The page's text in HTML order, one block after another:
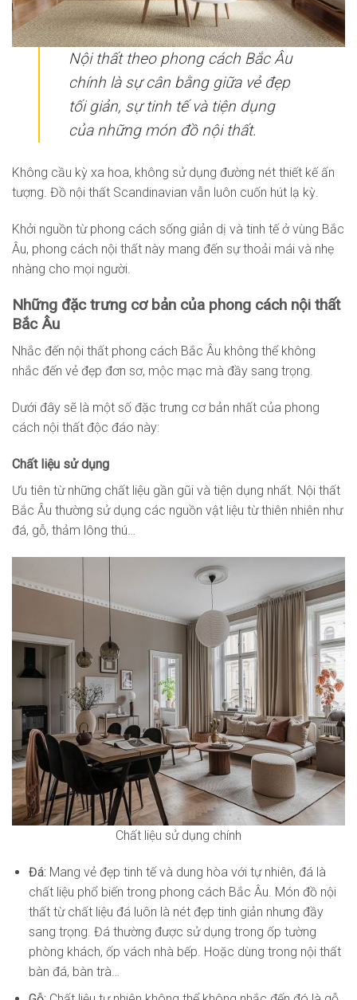
Nội thất theo phong cách Bắc Âu
chính là sự cân bằng giữa vẻ đẹp
tối giản, sự tinh tế và tiện dụng
của những món đồ nội thất.
Không cầu kỳ xa hoa, không sử dụng đường nét thiết kế ấn
tượng. Đồ nội thất Scandinavian vẫn luôn cuốn hút lạ kỳ.
Khởi nguồn từ phong cách sống giản dị và tinh tế ở vùng Bắc
Âu, phong cách nội thất này mang đến sự thoải mái và nhẹ
nhàng cho mọi người.
Những đặc trưng cơ bản của phong cách nội thất
Bắc Âu
Nhắc đến nội thất phong cách Bắc Âu không thể không
nhắc đến vẻ đẹp đơn sơ, mộc mạc mà đầy sang trọng.
Dưới đây sẽ là một số đặc trưng cơ bản nhất của phong
cách nội thất độc đáo này:
Chất liệu sử dụng
Ưu tiên từ những chất liệu gần gũi và tiện dụng nhất. Nội thất
Bắc Âu thường sử dụng các nguồn vật liệu từ thiên nhiên như
đá, gỗ, thảm lông thú…
Chất liệu sử dụng chính
Đá: Mang vẻ đẹp tinh tế và dung hòa với tự nhiên, đá là
chất liệu phổ biến trong phong cách Bắc Âu. Món đồ nội
thất từ chất liệu đá luôn là nét đẹp tinh giản nhưng đầy
sang trọng. Đá thường được sử dụng trong ốp tường
phòng khách, ốp vách nhà bếp. Hoặc dùng trong nội thất
bàn đá, bàn trà…